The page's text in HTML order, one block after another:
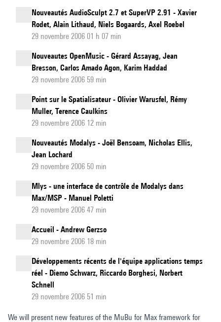
Nouveautés AudioSculpt 2.7 et SuperVP 2.91 - Xavier
Rodet, Alain Lithaud, Niels Bogaards, Axel Roebel
29 novembre 2006 01 h 07 min
Nouveautes OpenMusic - Gérard Assayag, Jean
Bresson, Carlos Amado Agon, Karim Haddad
29 novembre 2006 59 min
Point sur le Spatialisateur - Olivier Warusfel, Rémy
Muller, Terence Caulkins
29 novembre 2006 12 min
Nouveautés Modalys - Joël Bensoam, Nicholas Ellis,
Jean Lochard
29 novembre 2006 50 min
Mlys - une interface de contrôle de Modalys dans
Max/MSP - Manuel Poletti
29 novembre 2006 47 min
Accueil - Andrew Gerzso
29 novembre 2006 18 min
Développements récents de l'équipe applications temps
réel - Diemo Schwarz, Riccardo Borghesi, Norbert
Schnell
29 novembre 2006 51 min
We will present new features of the MuBu for Max framework for